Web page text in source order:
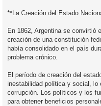
**La Creación del Estado
En 1862, Argentina se convirtió
creación de una constitución
había consolidado en el país
problema crónico.
El período de creación del
inestabilidad política y social, lo
corrupción. Los políticos y los
para obtener beneficios